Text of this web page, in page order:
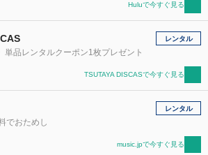
Huluで今すぐ見る
単品レンタルクーポン1枚プレゼント
レンタル
TSUTAYA DISCASで今すぐ見る
でおためし
レンタル
music.jpで今すぐ見る